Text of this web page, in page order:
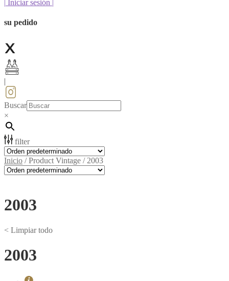
Iniciar sesión
su pedido
Buscar
×
filter
Inicio /Product Vintage /2003
2003
< Limpiar todo
2003